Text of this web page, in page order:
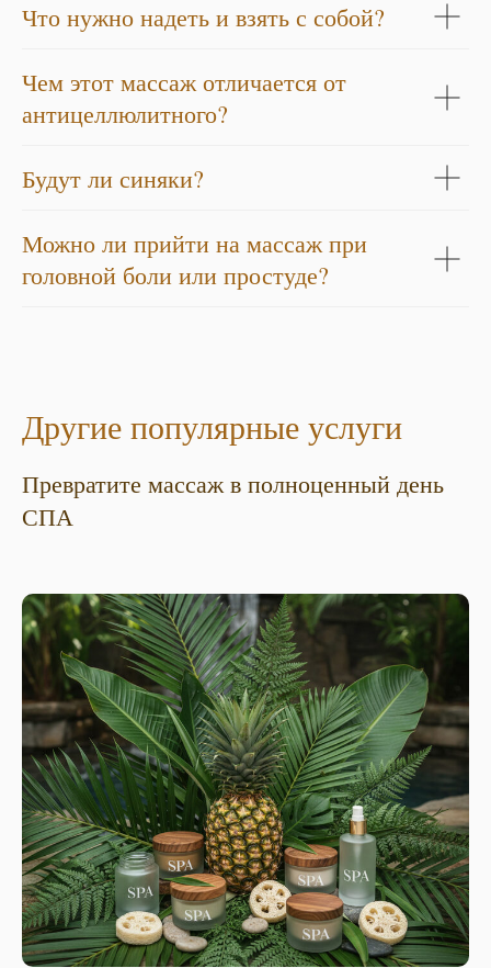
Что нужно надеть и взять с собой?
Чем этот массаж отличается от
антицеллюлитного?
Будут ли синяки?
Можно ли прийти на массаж при
головной боли или простуде?
Другие популярные услуги
Превратите массаж в полноценный день
СПА